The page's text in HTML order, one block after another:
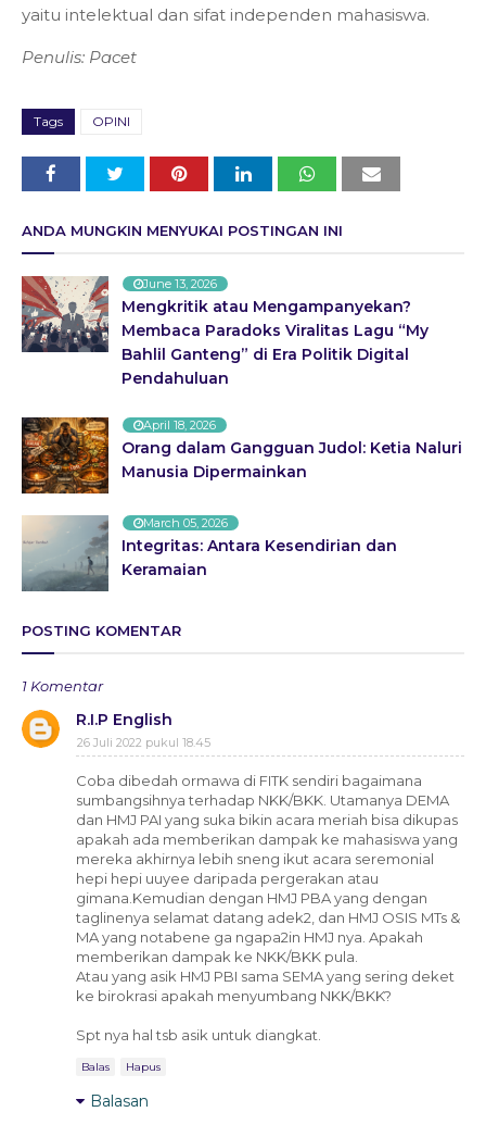
yaitu intelektual dan sifat independen mahasiswa.
Penulis: Pacet
Tags OPINI
ANDA MUNGKIN MENYUKAI POSTINGAN INI
June 13, 2026
Mengkritik atau Mengampanyekan?
Membaca Paradoks Viralitas Lagu “My
Bahlil Ganteng” di Era Politik Digital
Pendahuluan
April 18, 2026
Orang dalam Gangguan Judol: Ketia Naluri
Manusia Dipermainkan
March 05, 2026
Integritas: Antara Kesendirian dan
Keramaian
POSTING KOMENTAR
1 Komentar
R.I.P English
26 Juli 2022 pukul 18.45
Coba dibedah ormawa di FITK sendiri bagaimana
sumbangsihnya terhadap NKK/BKK. Utamanya DEMA
dan HMJ PAI yang suka bikin acara meriah bisa dikupas
apakah ada memberikan dampak ke mahasiswa yang
mereka akhirnya lebih sneng ikut acara seremonial
hepi hepi uuyee daripada pergerakan atau
gimana.Kemudian dengan HMJ PBA yang dengan
taglinenya selamat datang adek2, dan HMJ OSIS MTs &
MA yang notabene ga ngapa2in HMJ nya. Apakah
memberikan dampak ke NKK/BKK pula.
Atau yang asik HMJ PBI sama SEMA yang sering deket
ke birokrasi apakah menyumbang NKK/BKK?
Spt nya hal tsb asik untuk diangkat.
Balas Hapus
Balasan